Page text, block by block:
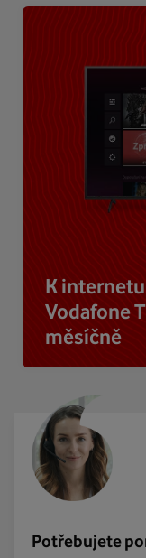
K
Vodafone
měsíčně
Potřebujete